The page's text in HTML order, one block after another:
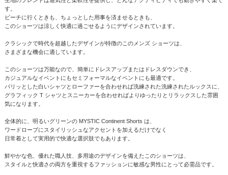
す。
ビーチに行くときも、ちょっとした用事を済ませるときも、
このショーツは涼しく快適に過ごせるようにデザインされています。
クラシックで時代を超越したデザインが特徴のこのメンズ ショーツは、
さまざまな機会に適しています。
このショーツは万能なので、簡単にドレスアップまたはドレスダウンでき、
カジュアルなイベントにもセミフォーマルなイベントにも最適です。
パリッとした白いシャツとローファーを合わせれば洗練された洗練されたルックスに、
グラフィック T シャツとスニーカーを合わせればよりゆったりとリラックスした雰囲
気になります。
全体的に、明るいグリーンの MYSTIC Continent Shorts は、
ワードローブにスタイリッシュなアクセントを加えるだけでなく
日常着として実用的で快適な選択肢でもあります。
鮮やかな色、優れた職人技、多用途のデザインを備えたこのショーツは、
スタイルと快適さの両方を重視するファッションに敏感な男性にとって必需品です。